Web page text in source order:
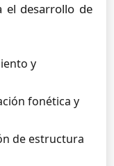
el desarrollo de
y
fonética y
de estructura